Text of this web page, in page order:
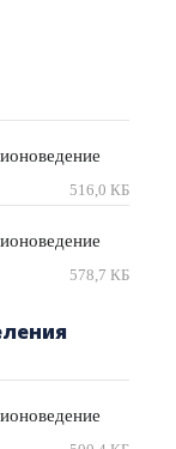
516,0 КБ
578,7 КБ